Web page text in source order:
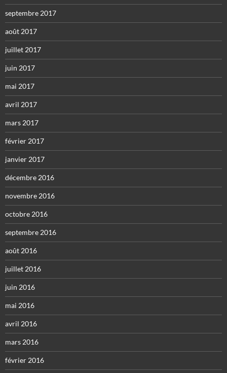
septembre 2017
août 2017
juillet 2017
juin 2017
mai 2017
avril 2017
mars 2017
février 2017
janvier 2017
décembre 2016
novembre 2016
octobre 2016
septembre 2016
août 2016
juillet 2016
juin 2016
mai 2016
avril 2016
mars 2016
février 2016